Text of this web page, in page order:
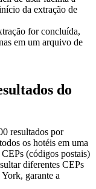
da extração de
for concluída,
em um arquivo de
do
resultados por
os hotéis em uma
(códigos postais)
diferentes CEPs
garante a